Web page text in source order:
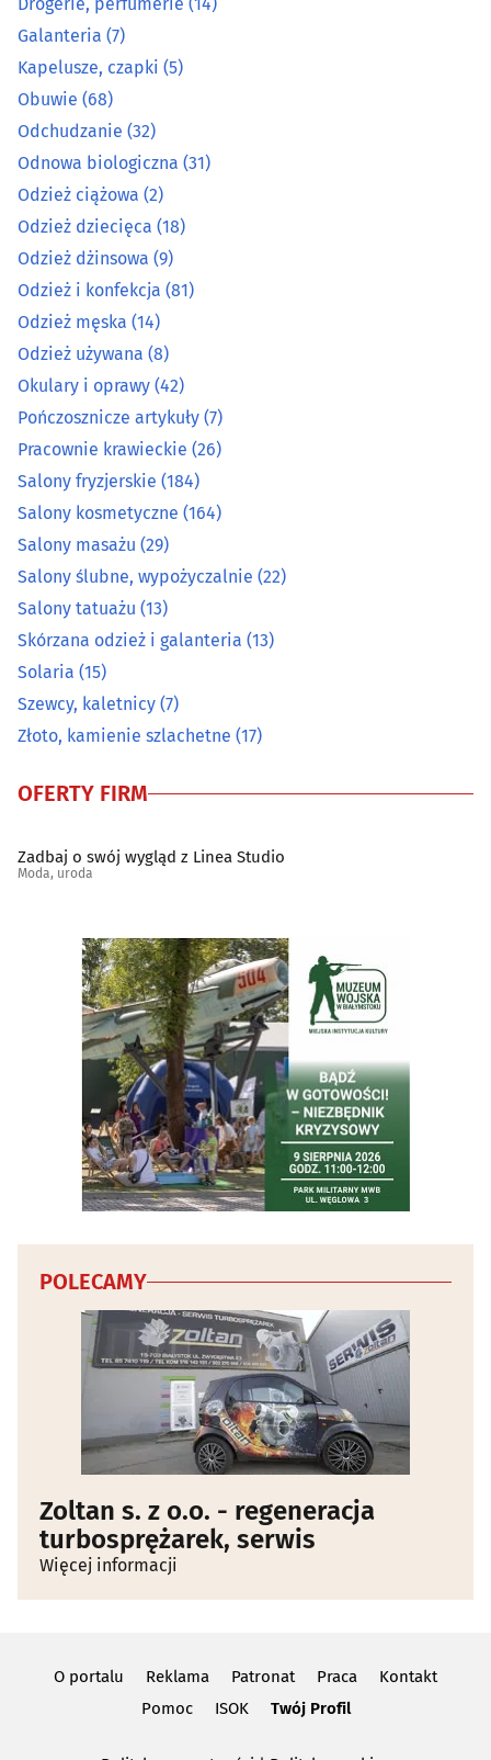
Okulary i oprawy
Pończosznicze artykuły(7)
Pracownie krawieckie
Salony kosmetyczne
Salony masażu(29)
Salony ślubne, wypożyczalnie
Skórzana odzież i galanteria
Solaria (15)
Szewcy, kaletnicy
Złoto, kamienie szlachetne (17)
Drogerie, perfumerie (14)
Galanteria (7)
Kapelusze, czapki (5)
Obuwie (68)
Odchudzanie (32)
Odnowa biologiczna (31)
Odzież ciążowa (2)
Odzież dziecięca (18)
Odzież dżinsowa (9)
Odzież i konfekcja (81)
Odzież męska (14)
Odzież używana (8)
Okulary i oprawy (42)
Pończosznicze artykuły (7)
Pracownie krawieckie (26)
Salony fryzjerskie (184)
Salony kosmetyczne (164)
Salony masażu (29)
Salony ślubne, wypożyczalnie (22)
Salony tatuażu (13)
Skórzana odzież i galanteria (13)
Solaria (15)
Szewcy, kaletnicy (7)
Złoto, kamienie szlachetne (17)
OFERTY FIRM
Zadbaj o swój wygląd z Linea Studio
Moda, uroda
POLECAMY
Zoltan s. z o.o. - regeneracja
turbosprężarek, serwis
Więcej informacji
O portalu Reklama Patronat Praca
Kontakt
Pomoc
ISOK Twój Profil